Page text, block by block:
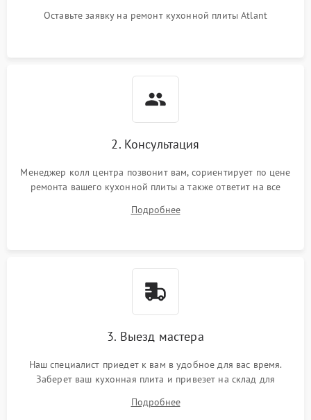
Оставьте заявку на ремонт кухонной плиты Atlant
2. Консультация
Менеджер колл центра позвонит вам, сориентирует по цене
ремонта вашего кухонной плиты а также ответит на все
Подробнее
3. Выезд мастера
Наш специалист приедет к вам в удобное для вас время.
Заберет ваш кухонная плита и привезет на склад для
Подробнее